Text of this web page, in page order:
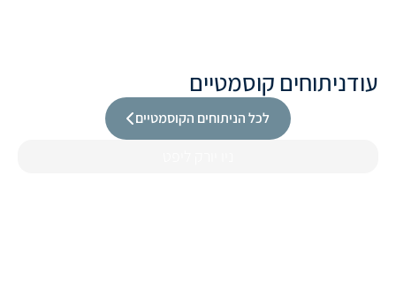
עודניתוחים קוסמטיים
לכל הניתוחים הקוסמטיים